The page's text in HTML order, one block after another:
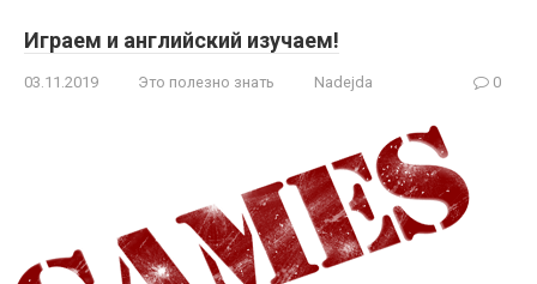
Играем и английский изучаем!
03.11.2019 Это полезно знать Nadejda 0